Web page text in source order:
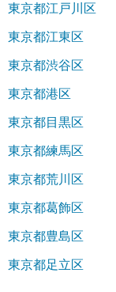
東京都江戸川区
東京都江東区
東京都渋谷区
東京都港区
東京都目黒区
東京都練馬区
東京都荒川区
東京都葛飾区
東京都豊島区
東京都足立区